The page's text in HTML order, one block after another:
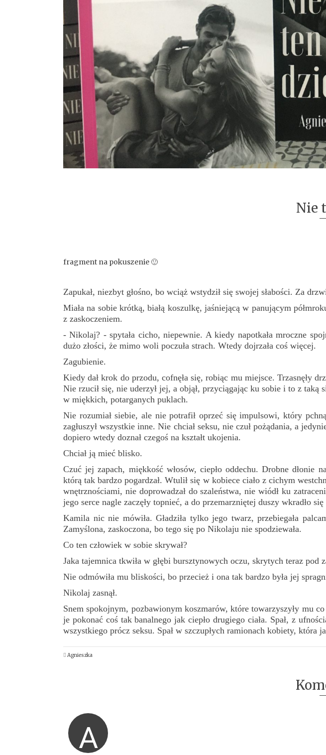
Nie
fragment na pokuszenie 🙂
Zapukał, niezbyt głośno, bo wciąż wstydził się swojej słabości. Za
Miała na sobie krótką, białą koszulkę, jaśniejącą w panującym
z zaskoczeniem.
- Nikolaj? - spytała cicho, niepewnie. A kiedy napotkała mroczne
dużo złości, że mimo woli poczuła strach. Wtedy dojrzała coś więcej.
Zagubienie.
Kiedy dał krok do przodu, cofnęła się, robiąc mu miejsce. Trzasnęły
Nie rzucił się, nie uderzył jej, a objął, przyciągając ku sobie i to z taką
w miękkich, potarganych puklach.
Nie rozumiał siebie, ale nie potrafił oprzeć się impulsowi, który
zagłuszył wszystkie inne. Nie chciał seksu, nie czuł pożądania, a
dopiero wtedy doznał czegoś na kształt ukojenia.
Chciał ją mieć blisko.
Czuć jej zapach, miękkość włosów, ciepło oddechu. Drobne dłonie
którą tak bardzo pogardzał. Wtulił się w kobiece ciało z cichym
wnętrznościami, nie doprowadzał do szaleństwa, nie wiódł ku
jego serce nagle zaczęły topnieć, a do przemarzniętej duszy wkradło
Kamila nic nie mówiła. Gładziła tylko jego twarz, przebiegała
Zamyślona, zaskoczona, bo tego się po Nikolaju nie spodziewała.
Co ten człowiek w sobie skrywał?
Jaka tajemnica tkwiła w głębi bursztynowych oczu, skrytych teraz pod
Nie odmówiła mu bliskości, bo przecież i ona tak bardzo była jej
Nikolaj zasnął.
Snem spokojnym, pozbawionym koszmarów, które towarzyszyły mu
je pokonać coś tak banalnego jak ciepło drugiego ciała. Spał, z
wszystkiego prócz seksu. Spał w szczupłych ramionach kobiety, która
Agnieszka
A